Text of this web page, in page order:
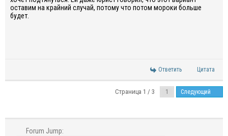
оставим на крайний случай, потому что потом мороки больше
будет.
Ответить Цитата
Страница 1 / 3 Следующий
Forum Jump: